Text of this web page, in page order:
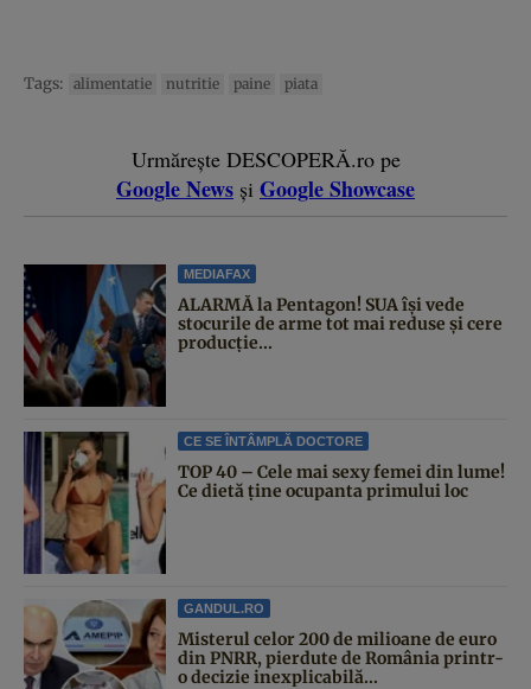
Tags: alimentatie nutritie paine piata
Urmărește DESCOPERĂ.ro pe
Google News și Google Showcase
MEDIAFAX
ALARMĂ la Pentagon! SUA își vede
stocurile de arme tot mai reduse și cere
producție...
CE SE ÎNTÂMPLĂ DOCTORE
TOP 40 – Cele mai sexy femei din lume!
Ce dietă ține ocupanta primului loc
GANDUL.RO
Misterul celor 200 de milioane de euro
din PNRR, pierdute de România printr-
o decizie inexplicabilă...